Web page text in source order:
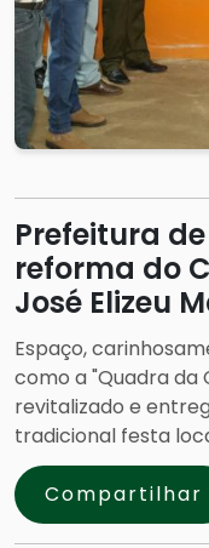
Prefeitura
reforma do
José Elizeu
Espaço,
como a "Quadra da
revitalizado e
tradicional festa
Compartilhar